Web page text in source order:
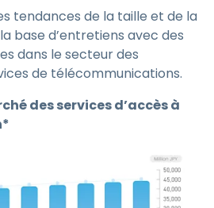
tendances de la taille et de la
base d’entretiens avec des
dans le secteur des
de télécommunications.
des services d’accès à